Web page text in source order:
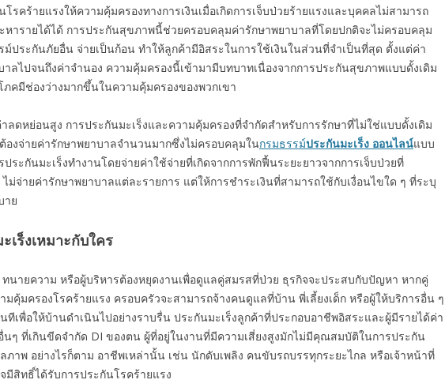
รคร้ายแรงให้ความคุ้มครองทางการเงินเมื่อเกิดการเจ็บป่วยร้ายแรงและบุคคลไม่สามารถ
หารายได้ได้ การประกันสุขภาพนี้ช่วยครอบคลุมค่ารักษาพยาบาลที่โดยปกติจะไม่ครอบคลุม
ม์ประกันภัยอื่น จ่ายเป็นก้อน ทำให้ลูกค้ามีอิสระในการใช้เงินในส่วนที่จำเป็นที่สุด ตั้งแต่ค่า
าลไปจนถึงค่าจำนอง ความคุ้มครองนี้เข้ามามีบทบาทเนื่องจากการประกันสุขภาพแบบดั้งเดิม
ภคมีช่องว่างมากขึ้นในความคุ้มครองของพวกเขา
าลดหย่อนสูง การประกันมะเร็งและความคุ้มครองที่จำกัดสำหรับการรักษาที่ไม่ใช่แบบดั้งเดิม
องจ่ายค่ารักษาพยาบาลจำนวนมากซึ่งไม่ครอบคลุมในกรมธรรม์ประกันมะเร็ง ออนไลน์แบบ
ประกันมะเร็งทำงานโดยจ่ายค่าใช้จ่ายที่เกิดจากการพักฟื้นระยะยาวจากการเจ็บป่วยที่
ม่จ่ายค่ารักษาพยาบาลแต่ละรายการ แต่ให้การชำระเงินที่สามารถใช้กับเงื่อนไขใด ๆ ที่ระบุ
าย
เร็งเหมาะกับใคร
นายความ หรือผู้บริหารต้องหยุดงานเพื่อดูแลคู่สมรสที่ป่วย ธุรกิจจะประสบกับปัญหา หากคู่
มคุ้มครองโรคร้ายแรง ครอบครัวจะสามารถจ้างคนดูแลที่บ้าน พี่เลี้ยงเด็ก หรือผู้ให้บริการอื่น ๆ
ทีเพื่อให้บ้านดำเนินไปอย่างราบรื่น ประกันมะเร็งลูกค้าที่ประกอบอาชีพอิสระและผู้มีรายได้ค่า
นๆ ที่เกินขีดจำกัด DI ของตน ผู้ที่อยู่ในงานที่มีความเสี่ยงสูงมักไม่มีคุณสมบัติในการประกัน
ภาพ อย่างไรก็ตาม อาชีพเหล่านั้น เช่น นักดับเพลิง คนขับรถบรรทุกระยะไกล หรือเจ้าหน้าที่
มีสิทธิ์ได้รับการประกันโรคร้ายแรง